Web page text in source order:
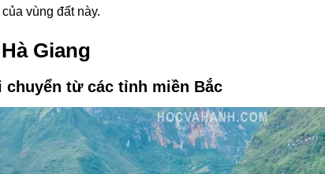
vùng đất này.
Giang
từ các tỉnh miền Bắc